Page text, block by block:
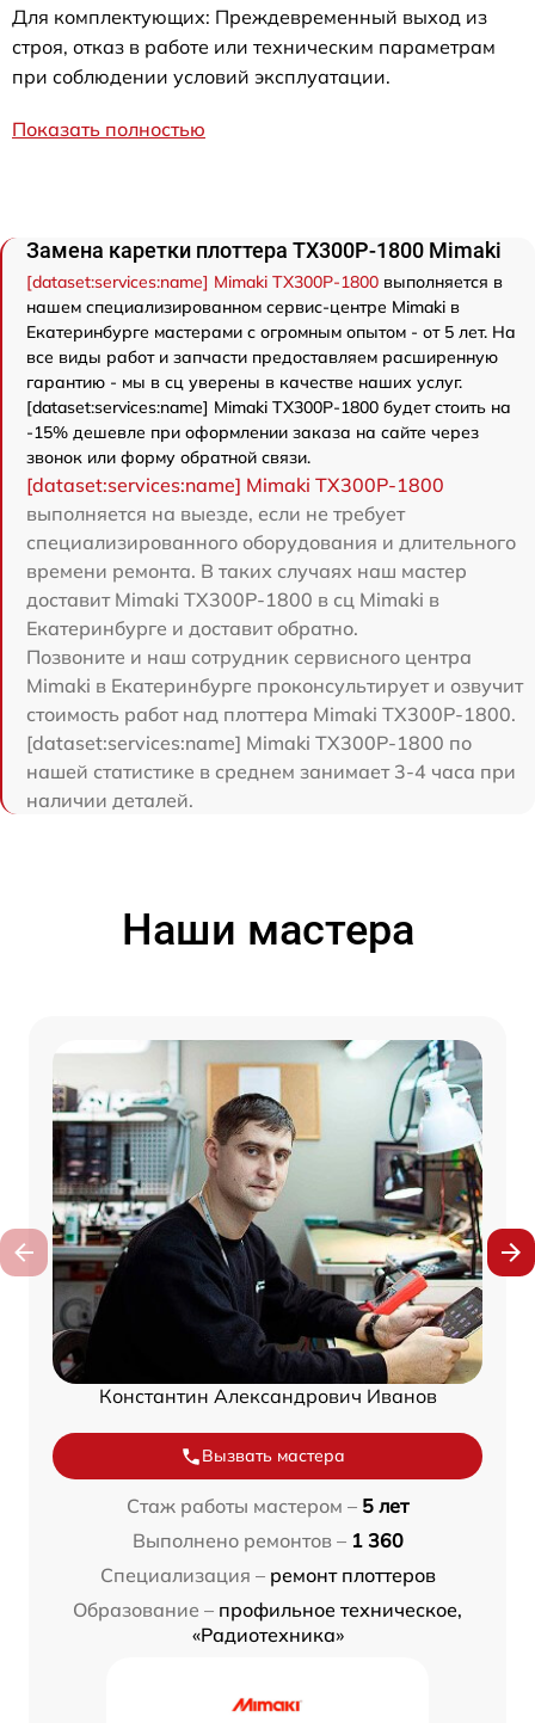
Для комплектующих: Преждевременный выход из
строя, отказ в работе или техническим параметрам
при соблюдении условий эксплуатации.
Показать полностью
Замена каретки плоттера TX300P-1800 Mimaki
[dataset:services:name] Mimaki TX300P-1800 выполняется в
нашем специализированном сервис-центре Mimaki в
Екатеринбурге мастерами с огромным опытом - от 5 лет. На
все виды работ и запчасти предоставляем расширенную
гарантию - мы в сц уверены в качестве наших услуг.
[dataset:services:name] Mimaki TX300P-1800 будет стоить на
-15% дешевле при оформлении заказа на сайте через
звонок или форму обратной связи.
[dataset:services:name] Mimaki TX300P-1800
выполняется на выезде, если не требует
специализированного оборудования и длительного
времени ремонта. В таких случаях наш мастер
доставит Mimaki TX300P-1800 в сц Mimaki в
Екатеринбурге и доставит обратно.
Позвоните и наш сотрудник сервисного центра
Mimaki в Екатеринбурге проконсультирует и озвучит
стоимость работ над плоттера Mimaki TX300P-1800.
[dataset:services:name] Mimaki TX300P-1800 по
нашей статистике в среднем занимает 3-4 часа при
наличии деталей.
Наши мастера
Константин Александрович Иванов
Вызвать мастера
Стаж работы мастером – 5 лет
Выполнено ремонтов – 1 360
Специализация – ремонт плоттеров
Образование – профильное техническое,
«Радиотехника»